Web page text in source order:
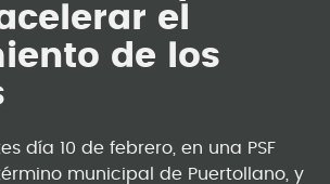
el
de los
día 10 de febrero, en una PSF
municipal de Puertollano, y